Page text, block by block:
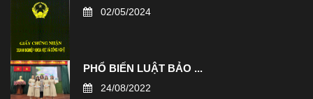
02/05/2024
PHỔ BIẾN LUẬT BẢO ...
24/08/2022